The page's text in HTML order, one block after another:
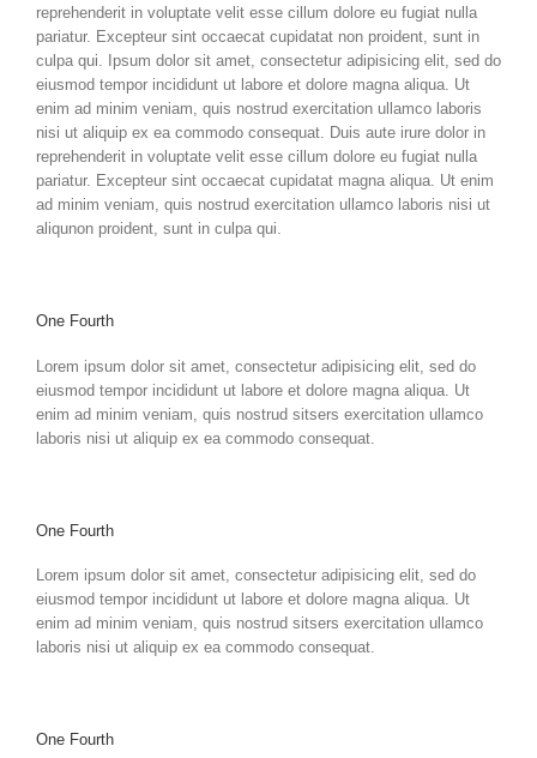
reprehenderit in voluptate velit esse cillum dolore eu fugiat nulla
pariatur. Excepteur sint occaecat cupidatat non proident, sunt in
culpa qui. Ipsum dolor sit amet, consectetur adipisicing elit, sed do
eiusmod tempor incididunt ut labore et dolore magna aliqua. Ut
enim ad minim veniam, quis nostrud exercitation ullamco laboris
nisi ut aliquip ex ea commodo consequat. Duis aute irure dolor in
reprehenderit in voluptate velit esse cillum dolore eu fugiat nulla
pariatur. Excepteur sint occaecat cupidatat magna aliqua. Ut enim
ad minim veniam, quis nostrud exercitation ullamco laboris nisi ut
aliqunon proident, sunt in culpa qui.
One Fourth
Lorem ipsum dolor sit amet, consectetur adipisicing elit, sed do
eiusmod tempor incididunt ut labore et dolore magna aliqua. Ut
enim ad minim veniam, quis nostrud sitsers exercitation ullamco
laboris nisi ut aliquip ex ea commodo consequat.
One Fourth
Lorem ipsum dolor sit amet, consectetur adipisicing elit, sed do
eiusmod tempor incididunt ut labore et dolore magna aliqua. Ut
enim ad minim veniam, quis nostrud sitsers exercitation ullamco
laboris nisi ut aliquip ex ea commodo consequat.
One Fourth